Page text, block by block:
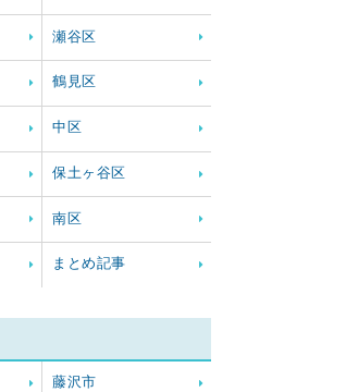
瀬谷区
鶴見区
中区
保土ヶ谷区
南区
まとめ記事
藤沢市